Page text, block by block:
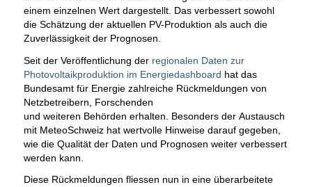
einem einzelnen Wert dargestellt. Das verbessert sowohl
die Schätzung der aktuellen PV-Produktion als auch die
Zuverlässigkeit der Prognosen.
Seit der Veröffentlichung der regionalen Daten zur
Photovoltaikproduktion im Energiedashboard hat das
Bundesamt für Energie zahlreiche Rückmeldungen von
Netzbetreibern, Forschenden
und weiteren Behörden erhalten. Besonders der Austausch
mit MeteoSchweiz hat wertvolle Hinweise darauf gegeben,
wie die Qualität der Daten und Prognosen weiter verbessert
werden kann.
Diese Rückmeldungen fliessen nun in eine überarbeitete